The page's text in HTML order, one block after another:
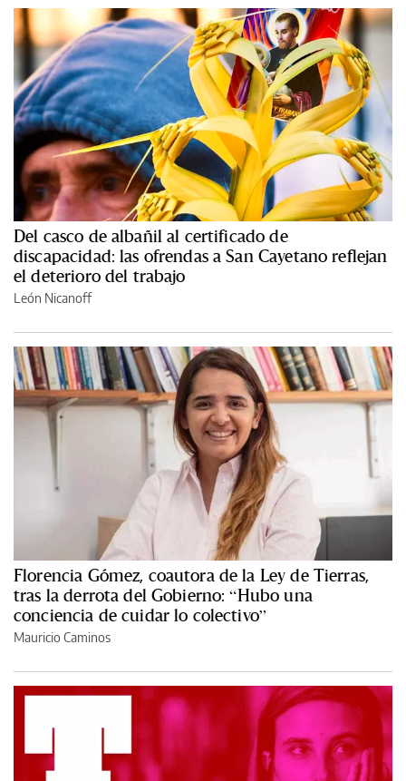
Del casco de albañil al certificado de
discapacidad: las ofrendas a San Cayetano reflejan
el deterioro del trabajo
León Nicanoff
Florencia Gómez, coautora de la Ley de Tierras,
tras la derrota del Gobierno: “Hubo una
conciencia de cuidar lo colectivo”
Mauricio Caminos